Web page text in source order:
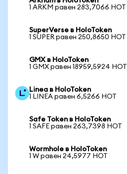
1 ARKM равен 283,7066 HOT
SuperVerse в HoloToken
1 SUPER равен 250,8650 HOT
GMX в HoloToken
1 GMX равен 18959,5924 HOT
Linea в HoloToken
1 LINEA равен 6,5266 HOT
Safe Token в HoloToken
1 SAFE равен 263,7398 HOT
Wormhole в HoloToken
1 W равен 24,5977 HOT